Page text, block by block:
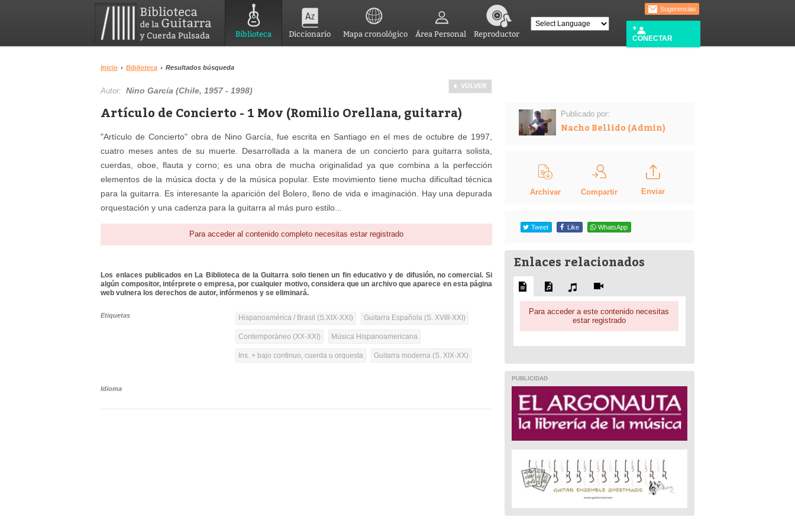
Biblioteca Diccionario Mapa cronológico Área Personal Reproductor
Sugerencias
CONECTAR
Inicio › Biblioteca › Resultados búsqueda
VOLVER
Autor:Nino García (Chile, 1957 - 1998)
Artículo de Concierto - 1 Mov (Romilio Orellana, guitarra)
"Artículo de Concierto" obra de Nino García, fue escrita en Santiago en el mes de octubre de 1997,
cuatro meses antes de su muerte. Desarrollada a la manera de un concierto para guitarra solista,
cuerdas, oboe, flauta y corno; es una obra de mucha originalidad ya que combina a la perfección
elementos de la música docta y de la música popular. Este movimiento tiene mucha dificultad técnica
para la guitarra. Es interesante la aparición del Bolero, lleno de vida e imaginación. Hay una depurada
orquestación y una cadenza para la guitarra al más puro estilo...
Para acceder al contenido completo necesitas estar registrado
Los enlaces publicados en La Biblioteca de la Guitarra solo tienen un fin educativo y de difusión, no comercial. Si
algún compositor, intérprete o empresa, por cualquier motivo, considera que un archivo que aparece en esta página
web vulnera los derechos de autor, infórmenos y se eliminará.
Etiquetas Hispanoamérica / Brasil (S.XIX-XXI) Guitarra Española (S. XVIII-XXI)
Contemporáneo (XX-XXI) Música Hispanoamericana
Ins. + bajo continuo, cuerda u orquesta Guitarra moderna (S. XIX-XX)
Idioma
Publicado por:
Nacho Bellido (Admin)
Archivar Compartir Enviar
Tweet Like WhatsApp
Enlaces relacionados
Para acceder a este contenido necesitas
estar registrado
PUBLICIDAD